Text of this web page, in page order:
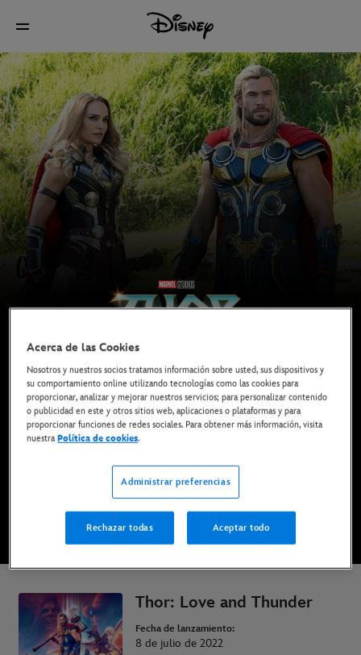
Ya disponible en Disney+*, DVD, Blu-ray y compra
digital
DISFRÚTALA EN DISNEY+
COMPRAR LA PELÍCULA
* Imprescindible tener una suscripción | Planes desde solo 6,99€ al mes
Thor: Love and Thunder
Fecha de lanzamiento:
8 de julio de 2022
Acerca de las Cookies
Nosotros y nuestros socios tratamos información sobre usted, sus dispositivos y
su comportamiento online utilizando tecnologías como las cookies para
proporcionar, analizar y mejorar nuestros servicios; para personalizar contenido
o publicidad en este y otros sitios web, aplicaciones o plataformas y para
proporcionar funciones de redes sociales. Para obtener más información, visita
nuestraPolítica de cookies.
Administrar preferencias
Rechazar todas Aceptar todo